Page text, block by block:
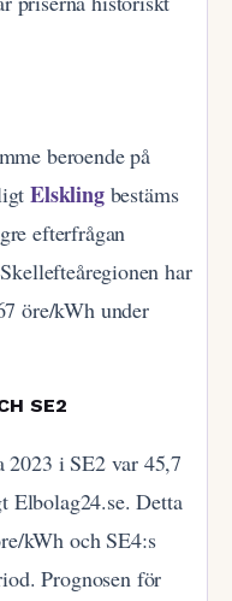
beroende på
Elsklingbestäms
efterfrågan
har
öre/kWh under
SE2
i SE2 var 45,7
Elbolag24.se. Detta
kWh och SE4:s
Prognosen för